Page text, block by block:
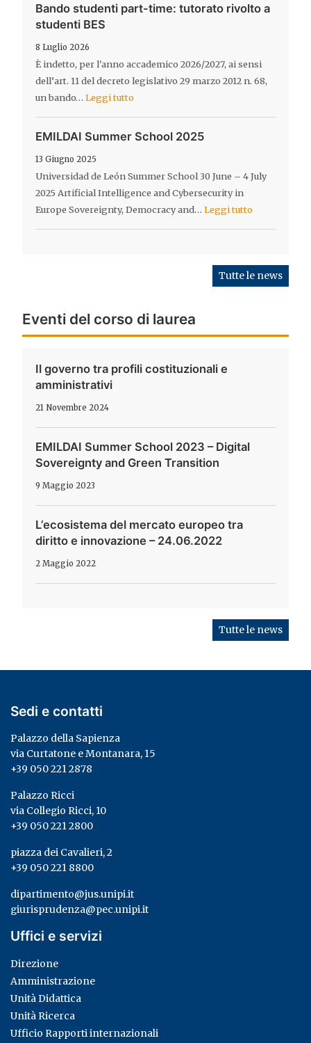
Bando studenti part-time: tutorato rivolto a
studenti BES
8 Luglio 2026
È indetto, per l'anno accademico 2026/2027, ai sensi
dell’art. 11 del decreto legislativo 29 marzo 2012 n. 68,
un bando…Leggi tutto
EMILDAI Summer School 2025
13 Giugno 2025
Universidad de León Summer School 30 June – 4 July
2025 Artificial Intelligence and Cybersecurity in
Europe Sovereignty, Democracy and…Leggi tutto
Tutte le news
Eventi del corso di laurea
Il governo tra profili costituzionali e
amministrativi
21 Novembre 2024
EMILDAI Summer School 2023 – Digital
Sovereignty and Green Transition
9 Maggio 2023
L’ecosistema del mercato europeo tra
diritto e innovazione – 24.06.2022
2 Maggio 2022
Tutte le news
Sedi e contatti
Palazzo della Sapienza
via Curtatone e Montanara, 15
+39 050 221 2878
Palazzo Ricci
via Collegio Ricci, 10
+39 050 221 2800
piazza dei Cavalieri, 2
+39 050 221 8800
dipartimento@jus.unipi.it
giurisprudenza@pec.unipi.it
Uffici e servizi
Direzione
Amministrazione
Unità Didattica
Unità Ricerca
Ufficio Rapporti internazionali